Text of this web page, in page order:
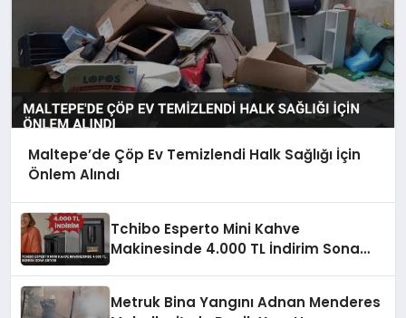
Maltepe’de Çöp Ev Temizlendi Halk Sağlığı İçin
Önlem Alındı
Tchibo Esperto Mini Kahve
Makinesinde 4.000 TL İndirim Sona
Metruk Bina Yangını Adnan Menderes